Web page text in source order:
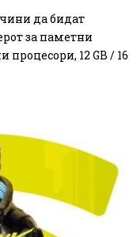
да бидат
за паметни
12 GB / 16